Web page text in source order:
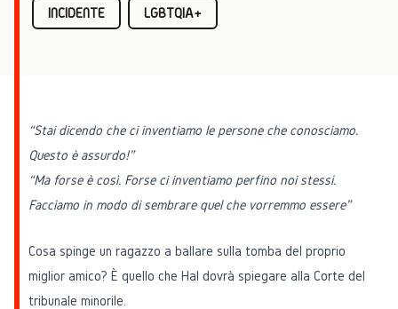
INCIDENTE LGBTQIA+
“Stai dicendo che ci inventiamo le persone che conosciamo.
Questo è assurdo!”
“Ma forse è così. Forse ci inventiamo perfino noi stessi.
Facciamo in modo di sembrare quel che vorremmo essere”
Cosa spinge un ragazzo a ballare sulla tomba del proprio
miglior amico? È quello che Hal dovrà spiegare alla Corte del
tribunale minorile.